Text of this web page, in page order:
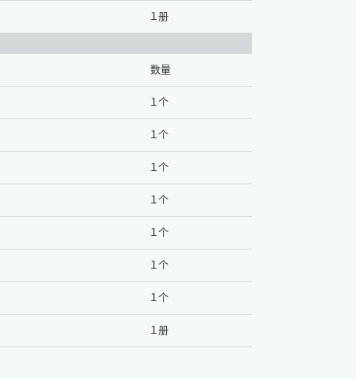
１册
数量
１个
１个
１个
１个
１个
１个
１个
１册